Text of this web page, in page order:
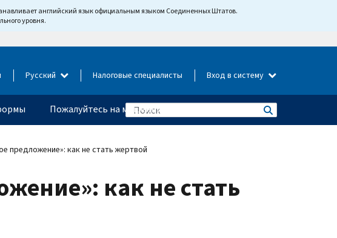
английский язык официальным языком Соединенных Штатов.
уровня.
Русский Налоговые специалисты Вход в систему
Пожалуйтесь на мошенничество
предложение»: как не стать жертвой
как не стать